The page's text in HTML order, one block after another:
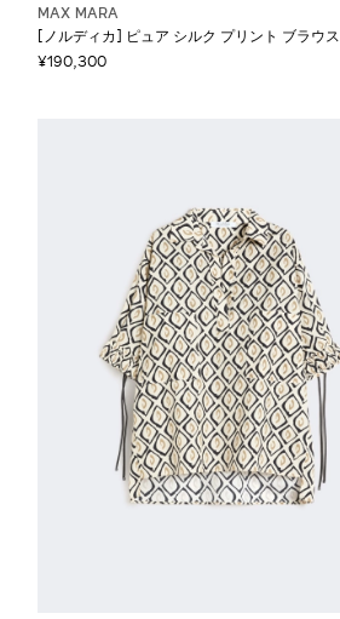
MAX MARA
[ノルディカ] ピュア シルク プリント ブラウス
¥190,300